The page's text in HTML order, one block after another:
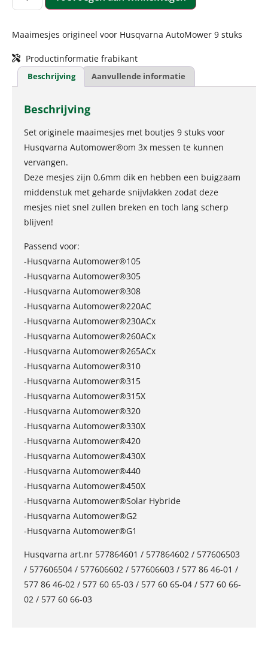
Maaimesjes origineel voor Husqvarna AutoMower 9 stuks
Productinformatie frabikant
Beschrijving Aanvullende informatie
Beschrijving
Set originele maaimesjes met boutjes 9 stuks voor
Husqvarna Automower®om 3x messen te kunnen
vervangen.
Deze mesjes zijn 0,6mm dik en hebben een buigzaam
middenstuk met geharde snijvlakken zodat deze
mesjes niet snel zullen breken en toch lang scherp
blijven!
Passend voor:
-Husqvarna Automower®105
-Husqvarna Automower®305
-Husqvarna Automower®308
-Husqvarna Automower®220AC
-Husqvarna Automower®230ACx
-Husqvarna Automower®260ACx
-Husqvarna Automower®265ACx
-Husqvarna Automower®310
-Husqvarna Automower®315
-Husqvarna Automower®315X
-Husqvarna Automower®320
-Husqvarna Automower®330X
-Husqvarna Automower®420
-Husqvarna Automower®430X
-Husqvarna Automower®440
-Husqvarna Automower®450X
-Husqvarna Automower®Solar Hybride
-Husqvarna Automower®G2
-Husqvarna Automower®G1
Husqvarna art.nr 577864601 / 577864602 / 577606503
/ 577606504 / 577606602 / 577606603 / 577 86 46-01 /
577 86 46-02 / 577 60 65-03 / 577 60 65-04 / 577 60 66-
02 / 577 60 66-03